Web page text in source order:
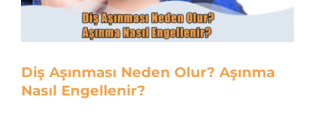
Diş Aşınması Neden Olur? Aşınma
Nasıl Engellenir?